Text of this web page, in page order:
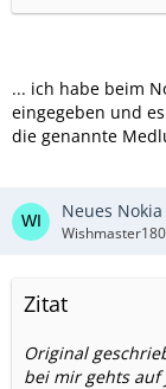
... ich habe beim
eingegeben und
die genannte
Neues
Zitat
Original
bei mir gehts